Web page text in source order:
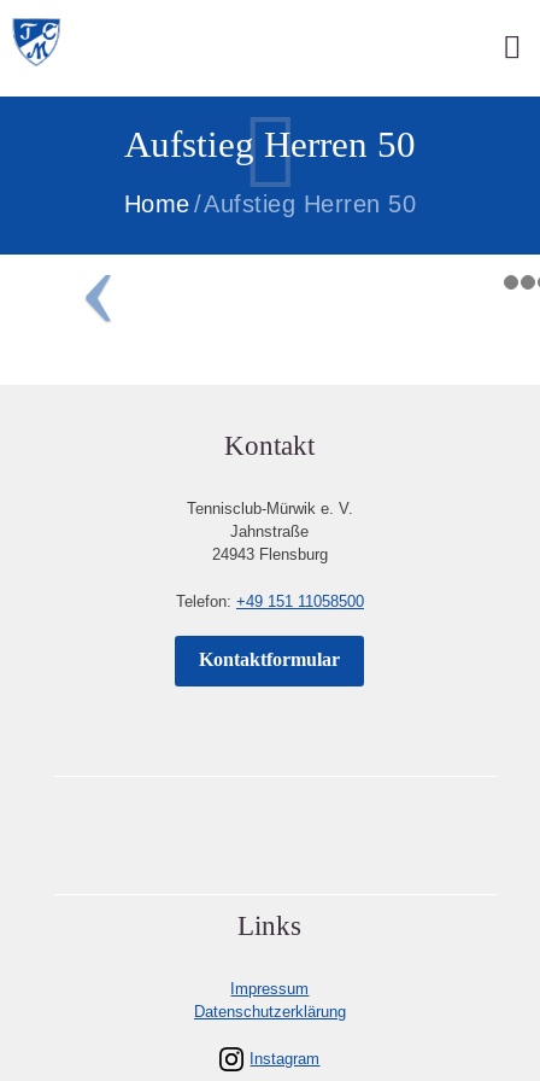
Aufstieg Herren 50
Home Aufstieg Herren 50
Kontakt
Tennisclub-Mürwik e. V.
Jahnstraße
24943 Flensburg
Telefon: +49 151 11058500
Kontaktformular
Links
Impressum
Datenschutzerklärung
Instagram